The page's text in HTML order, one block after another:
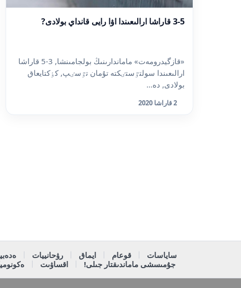
3-5 قاراشا ارالىعىندا اۋا رايى قانداي بولادى?
«قازگيدرومەت» ماماندارىنىڭ بولجامىنشا, 3-5 قاراشا
ارالىعىندا سولتٷستٸكتە تۇمان تٷسٸپ, كٶكتايعاق
بولادى, دە...
2 قاراشا 2020
ساياسات قوعام ايماق رۋحانييات
جۇمىسشى ماماندىقتار جىلى!
اقساۋىت